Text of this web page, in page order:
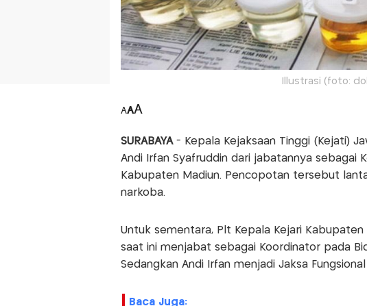
Illustrasi (foto:
AAA
SURABAYA- Kepala Kejaksaan Tinggi (Kejati)
Andi Irfan Syafruddin dari jabatannya sebagai
Kabupaten Madiun. Pencopotan tersebut
narkoba.
Untuk sementara, Plt Kepala Kejari
saat ini menjabat sebagai Koordinator pada
Sedangkan Andi Irfan menjadi Jaksa
Baca Juga: